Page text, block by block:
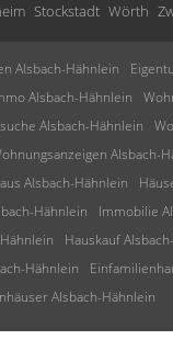
Stockstadt Wörth
Alsbach-Hähnlein
Alsbach-Hähnlein
Alsbach-Hähnlein
Alsbach-
Alsbach-Hähnlein
Hähnlein
Immobilie
Hauskauf
Hähnlein
Alsbach-Hähnlein